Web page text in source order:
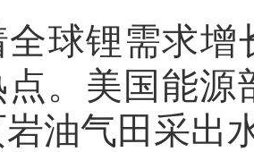
全球锂需求
点。美国能源
岩油气田采出